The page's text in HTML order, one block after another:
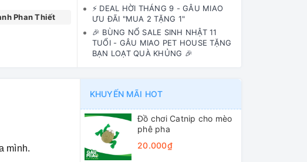
Phan Thiết
⚡️ DEAL HỜI THÁNG 9 - GÂU MIAO
ƯU ĐÃI "MUA 2 TẶNG 1"
🎉 BÙNG NỔ SALE SINH NHẬT 11
TUỔI - GÂU MIAO PET HOUSE TẶNG
BẠN LOẠT QUÀ KHỦNG 🎉
mình.
KHUYẾN MÃI HOT
Đồ chơi Catnip cho mèo
phê pha
20.000₫